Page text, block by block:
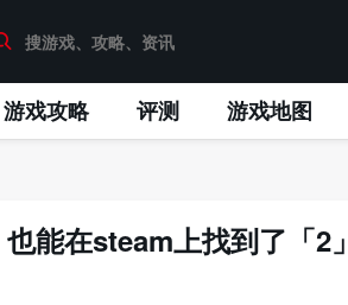
游戏攻略 评测 游戏地图
能在steam上找到了「2」